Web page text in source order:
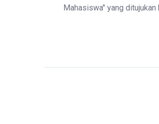
Mahasiswa" yang